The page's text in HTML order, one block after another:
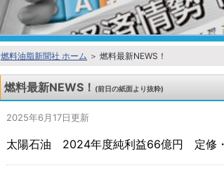
燃料油脂新聞社 ホーム ＞ 燃料最新NEWS！
燃料最新NEWS！ (前日の紙面より抜粋)
2025年6月17日更新
太陽石油 2024年度純利益66億円 定修